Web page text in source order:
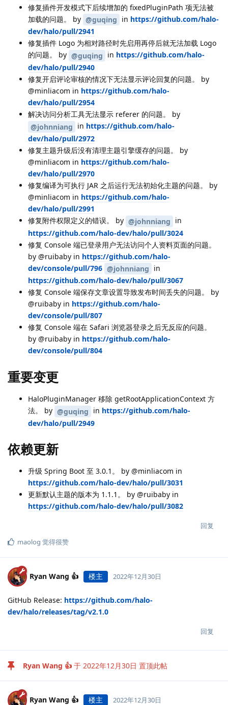
修复插件开发模式下后续增加的 fixedPluginPath 项无法被
加载的问题。 by @guqing in https://github.com/halo-
dev/halo/pull/2941
修复插件 Logo 为相对路径时先启用再停后就无法加载 Logo
的问题。 by @guqing in https://github.com/halo-
dev/halo/pull/2940
修复开启评论审核的情况下无法显示评论回复的问题。 by
@minliacom in https://github.com/halo-
dev/halo/pull/2954
解决访问分析工具无法显示 referer 的问题。 by
@johnniang in https://github.com/halo-
dev/halo/pull/2972
修复主题升级后没有清理主题引擎缓存的问题。 by
@minliacom in https://github.com/halo-
dev/halo/pull/2970
修复编译为可执行 JAR 之后运行无法初始化主题的问题。 by
@minliacom in https://github.com/halo-
dev/halo/pull/2991
修复附件权限定义的错误。 by @johnniang in
https://github.com/halo-dev/halo/pull/3024
修复 Console 端已登录用户无法访问个人资料页面的问题。
by @ruibaby in https://github.com/halo-
dev/console/pull/796 @johnniang in
https://github.com/halo-dev/halo/pull/3067
修复 Console 端保存文章设置导致发布时间丢失的问题。 by
@ruibaby in https://github.com/halo-
dev/console/pull/807
修复 Console 端在 Safari 浏览器登录之后无反应的问题。
by @ruibaby in https://github.com/halo-
dev/console/pull/804
重要变更
HaloPluginManager 移除 getRootApplicationContext 方
法。 by @guqing in https://github.com/halo-
dev/halo/pull/2949
依赖更新
升级 Spring Boot 至 3.0.1。 by @minliacom in
https://github.com/halo-dev/halo/pull/3031
更新默认主题的版本为 1.1.1。 by @ruibaby in
https://github.com/halo-dev/halo/pull/3082
回复
maolog 觉得很赞
Ryan Wang 👍 楼主 2022年12月30日
GitHub Release: https://github.com/halo-
dev/halo/releases/tag/v2.1.0
回复
Ryan Wang 👍 于 2022年12月30日 置顶此帖
Ryan Wang 👍 楼主 2022年12月30日